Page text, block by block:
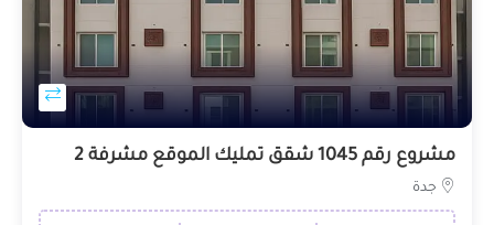
مشروع رقم 1045 شقق تمليك الموقع مشرفة 2
جدة